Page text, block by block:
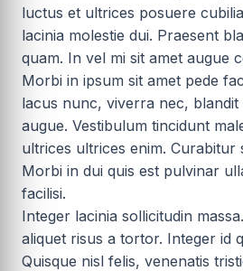
luctus et ultrices posuere
lacinia molestie dui. Praesent
quam. In vel mi sit amet augue
Morbi in ipsum sit amet pede
lacus nunc, viverra nec, blandit
augue. Vestibulum tincidunt
ultrices ultrices enim. Curabitur
Morbi in dui quis est pulvinar
facilisi.
Integer lacinia sollicitudin
aliquet risus a tortor. Integer id
Quisque nisl felis, venenatis